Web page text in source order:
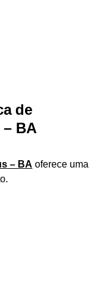
de
– BA
– BA oferece uma